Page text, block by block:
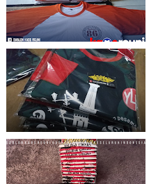
Sablon Kaos Reuni Angkatan 86
Atinggola Gorontalo
Raglan Navy Merah Kaos Gathering
Go to Yogyakarta - Kaos Reuni Online